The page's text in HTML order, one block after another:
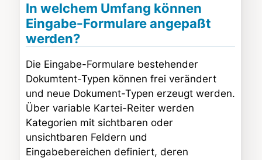
In welchem Umfang können
Eingabe-Formulare angepaßt
werden?
Die Eingabe-Formulare bestehender
Dokumtent-Typen können frei verändert
und neue Dokument-Typen erzeugt werden.
Über variable Kartei-Reiter werden
Kategorien mit sichtbaren oder
unsichtbaren Feldern und
Eingabebereichen definiert, deren